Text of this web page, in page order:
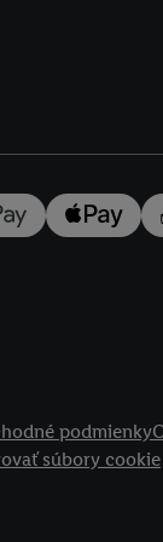
podmienky
súbory cookie